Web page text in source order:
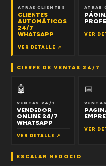
ATRAE CLIENTES
CLIENTES
AUTOMÁTICOS
24/7
WHATSAPP
VER DETALLE ↗
ATRAE
VER
CIERRE DE VENTAS 24/7
🤖
VENTAS 24/7
VENDEDOR
ONLINE 24/7
WHATSAPP
VER DETALLE ↗
📅
VER
ESCALAR NEGOCIO